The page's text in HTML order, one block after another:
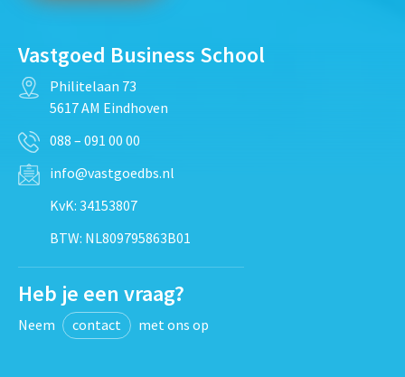
Vastgoed Business School
Philitelaan 73
5617 AM Eindhoven
088 – 091 00 00
info@vastgoedbs.nl
KvK: 34153807
BTW: NL809795863B01
Heb je een vraag?
Neem contact met ons op